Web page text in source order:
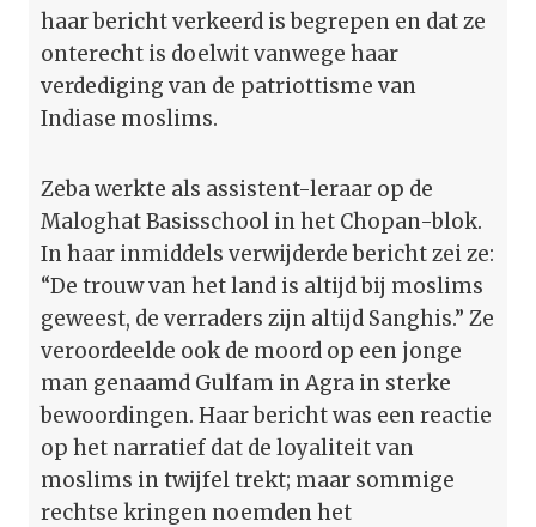
haar bericht verkeerd is begrepen en dat ze
onterecht is doelwit vanwege haar
verdediging van de patriottisme van
Indiase moslims.
Zeba werkte als assistent-leraar op de
Maloghat Basisschool in het Chopan-blok.
In haar inmiddels verwijderde bericht zei ze:
“De trouw van het land is altijd bij moslims
geweest, de verraders zijn altijd Sanghis.” Ze
veroordeelde ook de moord op een jonge
man genaamd Gulfam in Agra in sterke
bewoordingen. Haar bericht was een reactie
op het narratief dat de loyaliteit van
moslims in twijfel trekt; maar sommige
rechtse kringen noemden het